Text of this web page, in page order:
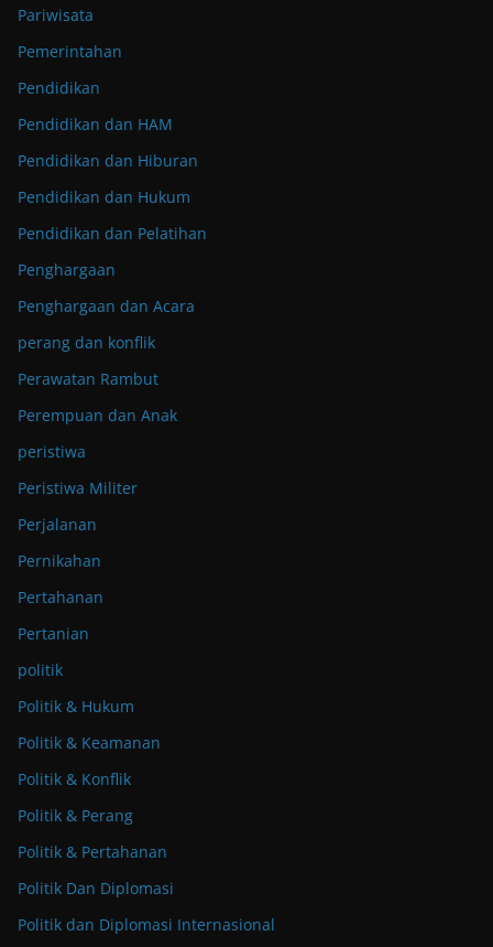
Pariwisata
Pemerintahan
Pendidikan
Pendidikan dan HAM
Pendidikan dan Hiburan
Pendidikan dan Hukum
Pendidikan dan Pelatihan
Penghargaan
Penghargaan dan Acara
perang dan konflik
Perawatan Rambut
Perempuan dan Anak
peristiwa
Peristiwa Militer
Perjalanan
Pernikahan
Pertahanan
Pertanian
politik
Politik & Hukum
Politik & Keamanan
Politik & Konflik
Politik & Perang
Politik & Pertahanan
Politik Dan Diplomasi
Politik dan Diplomasi Internasional